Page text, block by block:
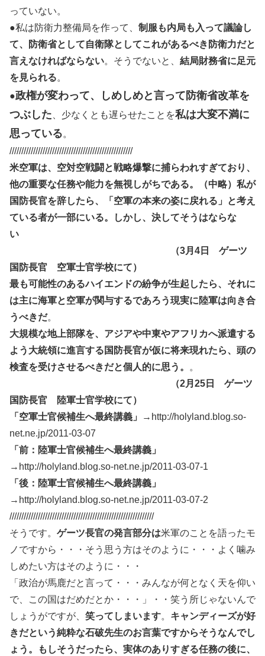
っていない。
●私は防衛力整備局を作って、 制服も内局も入って議論し
て、防衛省として自衛隊としてこれがあるべき防衛力だと
言えなければならない。そうでないと、 結局財務省に足元
を見られる。
●政権が変わって、しめしめと言って防衛省改革を
つぶした 、少なくとも遅らせたことを私は大変不満に
思っている。
////////////////////////////////////////////////////
米空軍は、空対空戦闘と戦略爆撃に捕らわれすぎており、
他の重要な任務や能力を無視しがちである。（中略）私が
国防長官を辞したら、「空軍の本来の姿に戻れる」と考え
ている者が一部にいる。しかし、決してそうはならな
い
（3月4日 ゲーツ
国防長官 空軍士官学校にて）
最も可能性のあるハイエンドの紛争が生起したら、それに
は主に海軍と空軍が関与するであろう現実に陸軍は向き合
うべきだ。
大規模な地上部隊を、アジアや中東やアフリカへ派遣する
よう大統領に進言する国防長官が仮に将来現れたら、頭の
検査を受けさせるべきだと個人的に思う。
。
（2月25日 ゲーツ
国防長官 陸軍士官学校にて）
「空軍士官候補生へ最終講義」
→http://holyland.blog.so-
net.ne.jp/2011-03-07
「前：陸軍士官候補生へ最終講義」
→http://holyland.blog.so-net.ne.jp/2011-03-07-1
「後：陸軍士官候補生へ最終講義」
→http://holyland.blog.so-net.ne.jp/2011-03-07-2
/////////////////////////////////////////////////////////////
そうです。 ゲーツ長官の発言部分は米軍のことを語ったモ
ノですから・・・そう思う方はそのように・・・よく噛み
しめたい方はそのように・・・
「政治が馬鹿だと言って・・・みんなが何となく天を仰い
で、この国はだめだとか・・・」・・笑う所じゃないんで
しょうがですが、 笑ってしまいます。 キャンディーズが好
きだという純粋な石破先生のお言葉ですからそうなんでし
ょう。もしそうだったら、実体のありすぎる任務の後に、